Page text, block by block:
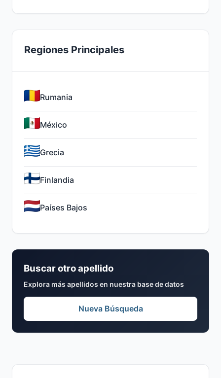
Regiones Principales
Rumania
México
Grecia
Finlandia
Países Bajos
Buscar otro apellido
Explora más apellidos en nuestra base de datos
Nueva Búsqueda